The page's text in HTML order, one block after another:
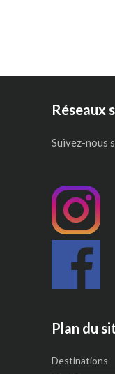
Réseaux
Suivez-nous
Plan du
Destinations